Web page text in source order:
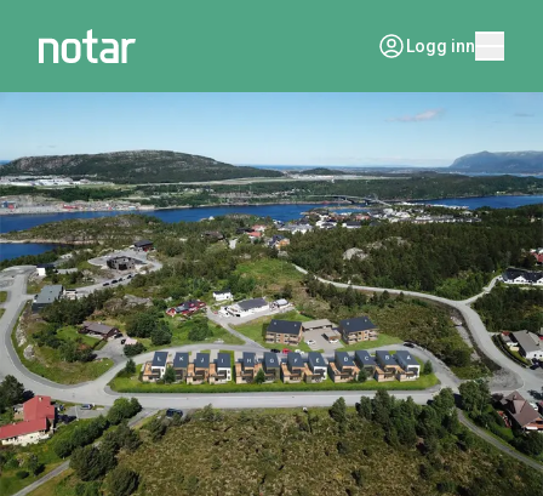
Logg inn